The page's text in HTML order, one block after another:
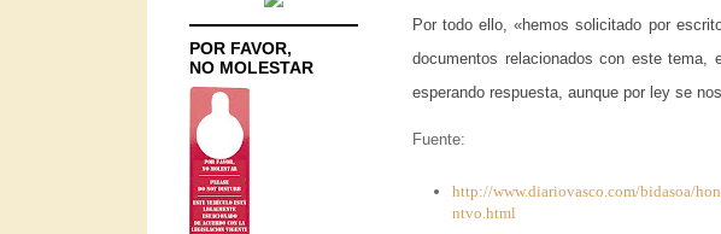
Por todo ello, «hemos solicitado por
documentos relacionados con este tema,
esperando respuesta, aunque por ley se
Fuente:
http://www.diariovasco.com/bidasoa/
ntvo.html
POR FAVOR,
NO MOLESTAR